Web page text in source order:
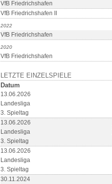
VfB Friedrichshafen
VfB Friedrichshafen II
2022
VfB Friedrichshafen
2020
VfB Friedrichshafen
LETZTE EINZELSPIELE
Datum
13.06.2026
Landesliga
3. Spieltag
13.06.2026
Landesliga
3. Spieltag
13.06.2026
Landesliga
3. Spieltag
30.11.2024